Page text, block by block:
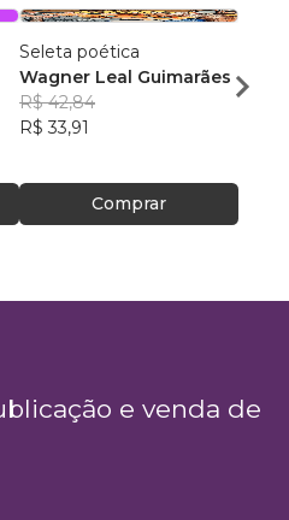
Seleta poética
Wagner Leal Guimarães
R$ 42,84
R$ 33,91
Comprar
ainda
Carla
e venda de